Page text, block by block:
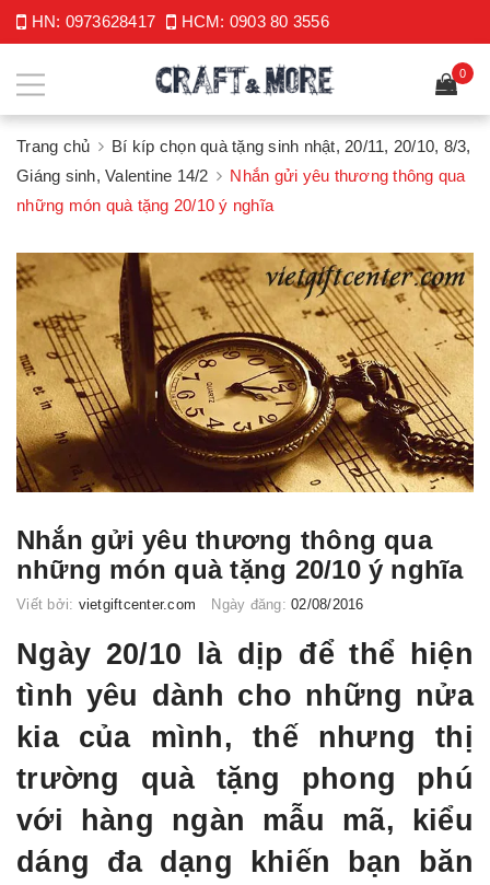
HN: 0973628417 HCM: 0903 80 3556
0
Trang chủ
Bí kíp chọn quà tặng sinh nhật, 20/11, 20/10, 8/3,
Giáng sinh, Valentine 14/2
Nhắn gửi yêu thương thông qua
những món quà tặng 20/10 ý nghĩa
Nhắn gửi yêu thương thông qua
những món quà tặng 20/10 ý nghĩa
Viết bởi: vietgiftcenter.com Ngày đăng: 02/08/2016
Ngày 20/10 là dịp để thể hiện
tình yêu dành cho những nửa
kia của mình, thế nhưng thị
trường quà tặng phong phú
với hàng ngàn mẫu mã, kiểu
dáng đa dạng khiến bạn băn